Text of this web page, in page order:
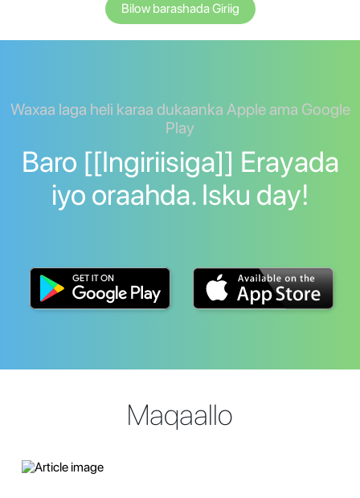
Bilow barashada Giriig
Waxaa laga heli karaa dukaanka Apple ama Google
Play
Baro [[Ingiriisiga]] Erayada
iyo oraahda. Isku day!
Maqaallo